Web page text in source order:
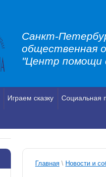
Санкт-
общественная
"Центр помощи
Играем сказку Социальная
Главная \ Новости и